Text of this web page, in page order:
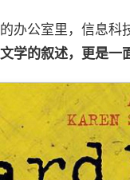
办公室里，信息
学的叙述，更是一